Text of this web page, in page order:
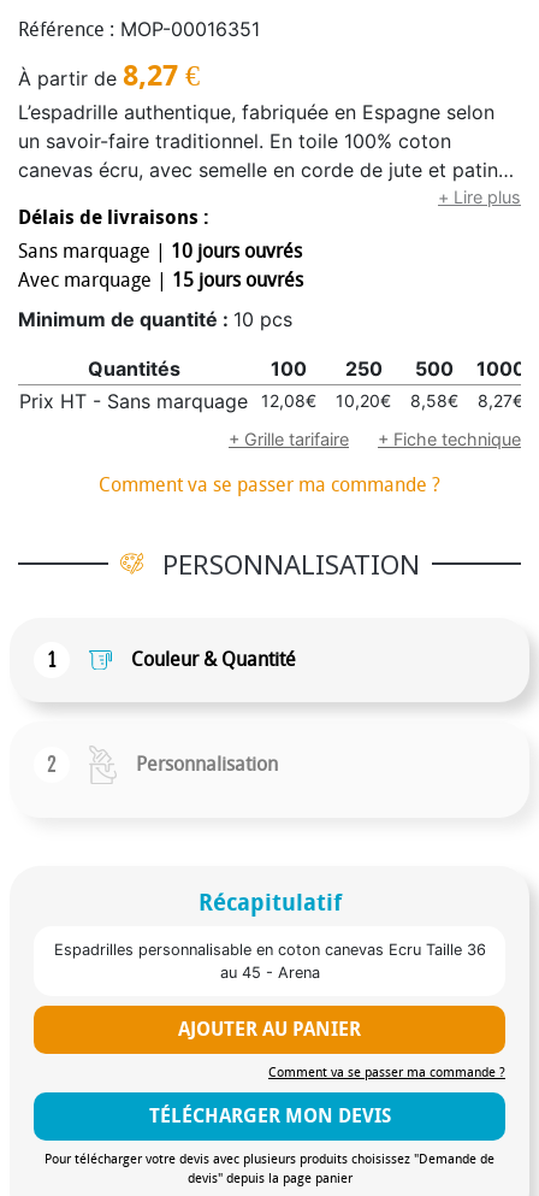
Référence : MOP-00016351
À partir de 8,27 €
L’espadrille authentique, fabriquée en Espagne selon
un savoir-faire traditionnel. En toile 100% coton
canevas écru, avec semelle en corde de jute et patin
extérieur en caoutchouc pour un confort optimal et
une parfaite tenue. Le marquage est réalisé en France,
garantissant une finition soignée. Disponible du 36 au
45. Sa teinte écru lumineuse, inspirée des nuances de
sable chaud, offre une élégance naturelle et
+ Lire plus
Délais de livraisons :
Sans marquage | 10 jours ouvrés
Avec marquage | 15 jours ouvrés
Minimum de quantité : 10 pcs
Quantités 100 250 500
1000
Prix HT - Sans marquage
12,08€ 10,20€ 8,58€
8,27€
+ Grille tarifaire
+ Fiche technique
Comment va se passer ma commande ?
PERSONNALISATION
1 Couleur & Quantité
2 Personnalisation
Récapitulatif
Espadrilles personnalisable en coton canevas Ecru Taille 36
au 45 - Arena
AJOUTER AU PANIER
Comment va se passer ma commande ?
TÉLÉCHARGER MON DEVIS
Pour télécharger votre devis avec plusieurs produits choisissez "Demande de
devis" depuis la page panier